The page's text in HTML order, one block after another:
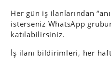
Her gün iş ilanlarından
isterseniz WhatsApp
katılabilirsiniz.
İş ilanı bildirimleri, her